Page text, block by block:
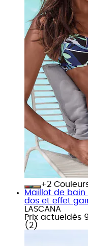
+
Maillot de
dos et effet
LASCANA
Prix actuel dès
( 2 )